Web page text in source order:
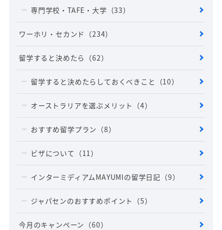
専門学校・TAFE・大学 （33）
ワーホリ・セカンド （234）
留学すると決めたら （62）
留学すると決めたらしておくべきこと （10）
オーストラリアを選ぶメリット （4）
おすすめ留学プラン （8）
ビザについて （11）
インターミディアムMAYUMIの留学日記 （9）
ジャパセンのおすすめポイント （5）
今月のキャンペーン （60）